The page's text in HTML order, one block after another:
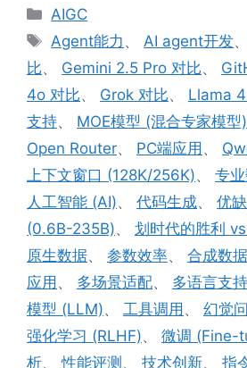
分
类
AIGC
标
签
Agent能力 、 AI agent开发、
比、 Gemini 2.5 Pro 对比、
4o 对比、 Grok 对比、 Llama
支持、 MOE模型 (混合专家模型)
Open Router、 PC端应用 、
上下文窗口 (128K/256K)、 专
人工智能 (AI)、 代码生成、 优
(0.6B-235B)、 划时代的胜利
原生数据、 参数效率、 合成数据
应用 、 多场景适配、 多语言支
模型 (LLM)、 工具调用 、 幻觉
强化学习 (RLHF)、 微调 (Fine-
析、性能评测、 技术创新、 指